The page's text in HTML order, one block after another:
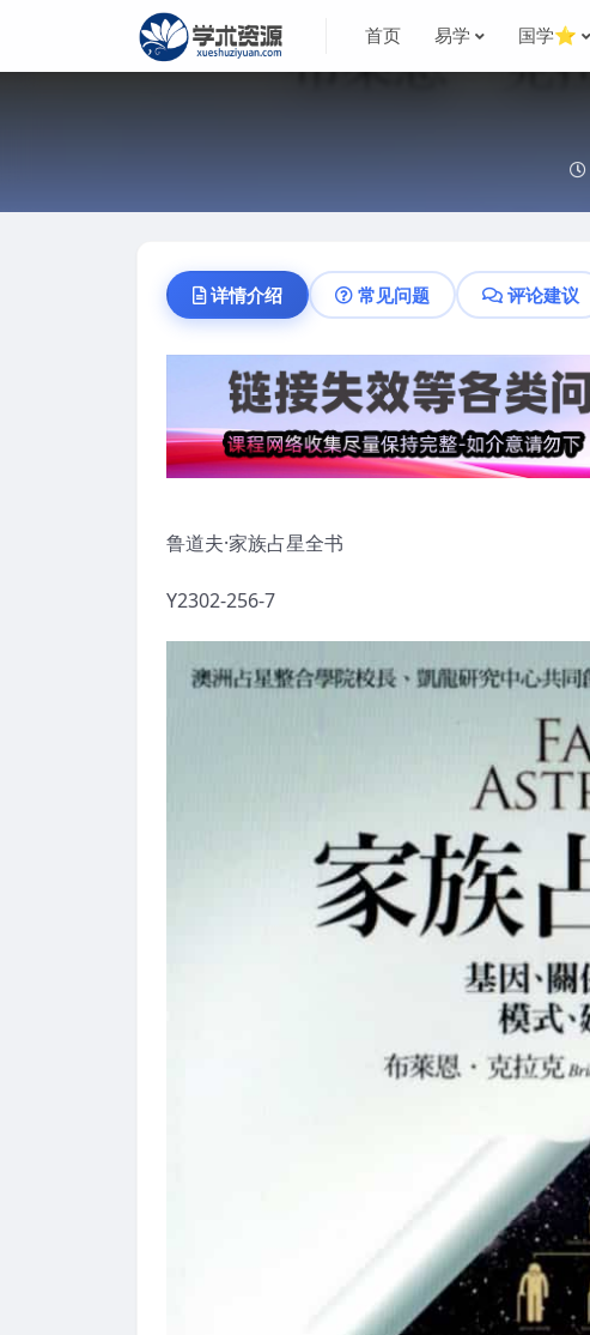
首页 易学 国学⭐
详情介绍 常见问题 评论建议
鲁道夫·家族占星全书
Y2302-256-7